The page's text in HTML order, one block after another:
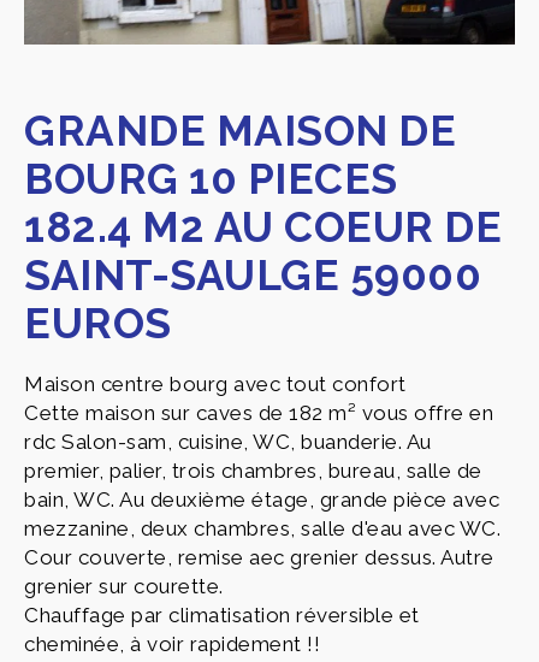
GRANDE MAISON DE
BOURG 10 PIECES
182.4 M2 AU COEUR DE
SAINT-SAULGE 59000
EUROS
Maison centre bourg avec tout confort
Cette maison sur caves de 182 m² vous offre en
rdc Salon-sam, cuisine, WC, buanderie. Au
premier, palier, trois chambres, bureau, salle de
bain, WC. Au deuxième étage, grande pièce avec
mezzanine, deux chambres, salle d'eau avec WC.
Cour couverte, remise aec grenier dessus. Autre
grenier sur courette.
Chauffage par climatisation réversible et
cheminée, à voir rapidement !!